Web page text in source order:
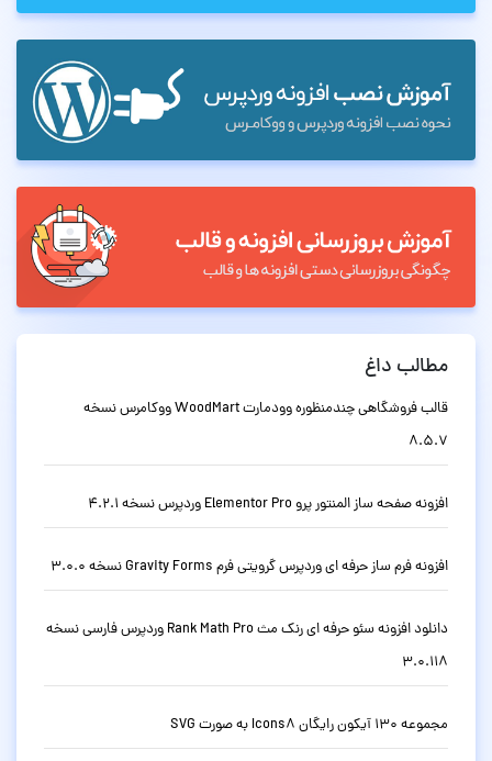
مطالب داغ
قالب فروشگاهی چندمنظوره وودمارت WoodMart ووکامرس نسخه
8.5.7
افزونه صفحه ساز المنتور پرو Elementor Pro وردپرس نسخه 4.2.1
افزونه فرم ساز حرفه ای وردپرس گرویتی فرم Gravity Forms نسخه 3.0.0
دانلود افزونه سئو حرفه ای رنک مث Rank Math Pro وردپرس فارسی نسخه
3.0.118
مجموعه 130 آیکون رایگان Icons8 به صورت SVG